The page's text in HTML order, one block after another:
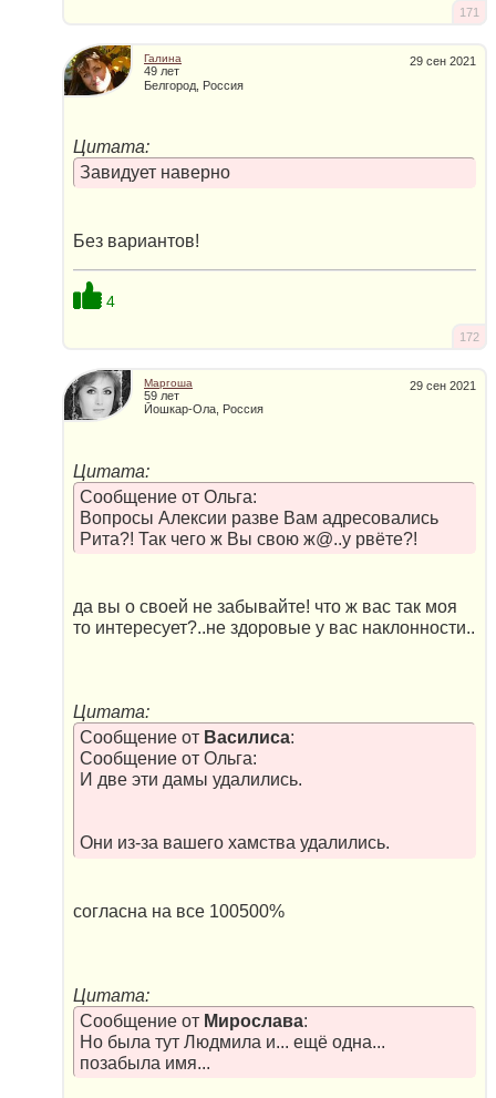
171
29 сен 2021
Галина
49 лет
Белгород, Россия
Цитата:
Завидует наверно
Без вариантов!
4
172
29 сен 2021
Маргоша
59 лет
Йошкар-Ола, Россия
Цитата:
Сообщение от Ольга:
Вопросы Алексии разве Вам адресовались
Рита?! Так чего ж Вы свою ж@..у рвёте?!
да вы о своей не забывайте! что ж вас так моя
то интересует?..не здоровые у вас наклонности..
Цитата:
Сообщение от Василиса:
Сообщение от Ольга:
И две эти дамы удалились.
Они из-за вашего хамства удалились.
согласна на все 100500%
Цитата:
Сообщение от Мирослава:
Но была тут Людмила и... ещё одна...
позабыла имя...